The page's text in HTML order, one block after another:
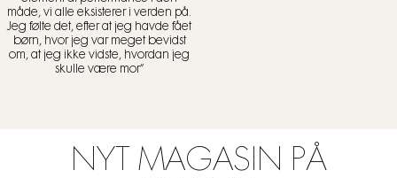
måde, vi alle eksisterer i verden på.
Jeg følte det, efter at jeg havde fået
børn, hvor jeg var meget bevidst
om, at jeg ikke vidste, hvordan jeg
skulle være mor”
NYT MAGASIN PÅ